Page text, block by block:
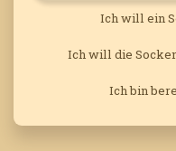
Ich will ein
Ich will die
Ich bin